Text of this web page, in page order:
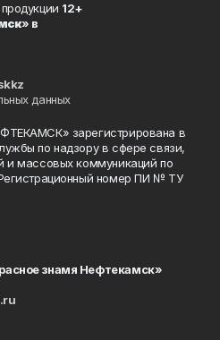
12+
» в
данных
зарегистрирована в
по надзору в сфере связи,
и массовых коммуникаций по
номер ПИ № ТУ
знамя Нефтекамск»